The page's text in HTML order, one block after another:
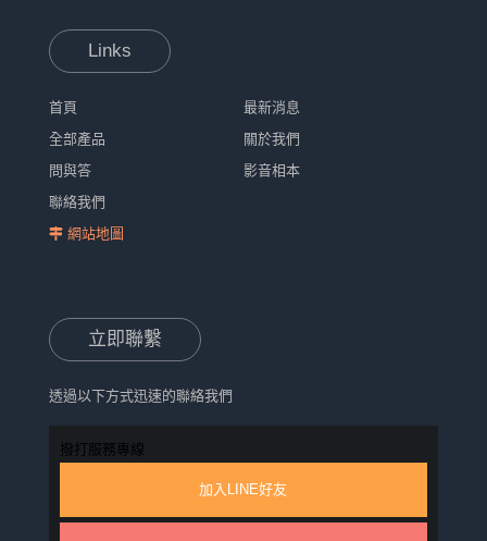
Links
首頁
最新消息
全部產品
關於我們
問與答
影音相本
聯絡我們
網站地圖
立即聯繫
透過以下方式迅速的聯絡我們
撥打服務專線
加入LINE好友